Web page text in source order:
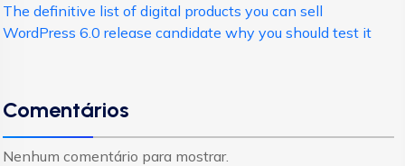
The definitive list of digital products you can sell
WordPress 6.0 release candidate why you should test it
Comentários
Nenhum comentário para mostrar.